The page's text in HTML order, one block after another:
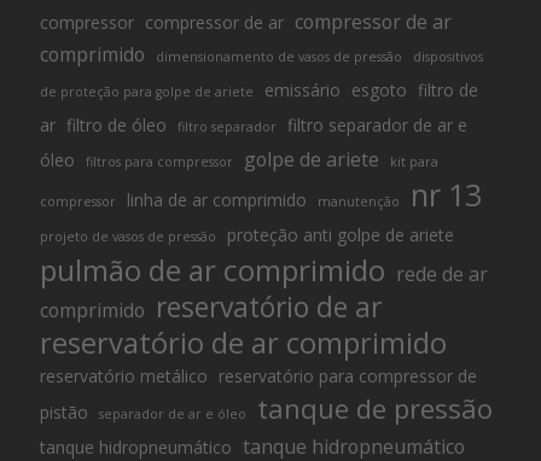
compressor compressor de ar compressor de ar
comprimido
dimensionamento de vasos de pressão dispositivos
de proteção para golpe de ariete emissário esgoto filtro de
ar filtro de óleo filtro separador
filtro separador de ar e
óleo
filtros para compressor golpe de ariete kit para
compressor linha de ar comprimido manutenção nr 13
projeto de vasos de pressão proteção anti golpe de ariete
pulmão de ar comprimido rede de ar
comprimido reservatório de ar
reservatório de ar comprimido
reservatório metálico reservatório para compressor de
pistão
separador de ar e óleo tanque de pressão
tanque hidropneumático tanque hidropneumático